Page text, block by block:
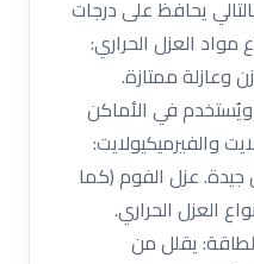
يحافظ على درجات
مواد العزل الحراري:
وعازلة ممتازة.
في الأماكن
والفيرميكيولايت:
عزل الفوم (كما
العزل الحراري.
يقلل من